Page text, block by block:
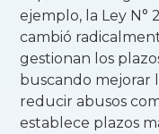
ejemplo, la Ley N°
cambió
gestionan los
buscando mejorar
reducir abusos
establece plazos